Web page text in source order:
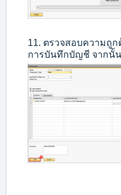
11. ตรวจสอบความถู
การบันทึกบัญชี จากนั้